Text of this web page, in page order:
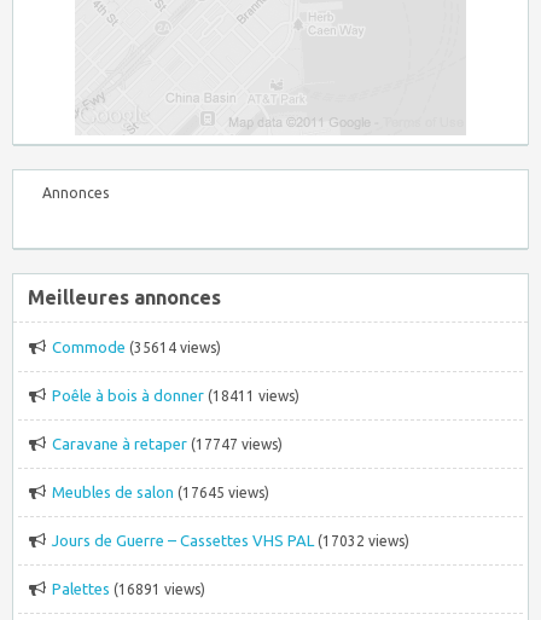
Annonces
Meilleures annonces
Commode (35614 views)
Poêle à bois à donner (18411 views)
Caravane à retaper (17747 views)
Meubles de salon (17645 views)
Jours de Guerre – Cassettes VHS PAL (17032 views)
Palettes (16891 views)